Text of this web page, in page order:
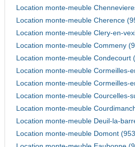
Location monte-meuble
Location monte-meuble Cherence
Location monte-meuble Clery-en-
Location monte-meuble Commeny
Location monte-meuble Condecourt
Location monte-meuble Cormeilles-
Location monte-meuble Cormeilles-
Location monte-meuble Courcelles-
Location monte-meuble
Location monte-meuble Deuil-la-
Location monte-meuble Domont